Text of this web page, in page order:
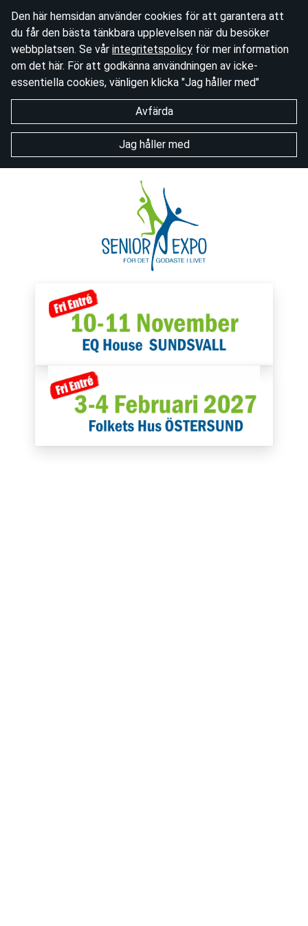
Den här hemsidan använder cookies för att garantera att
du får den bästa tänkbara upplevelsen när du besöker
webbplatsen. Se vår integritetspolicy för mer information
om det här. För att godkänna användningen av icke-
essentiella cookies, vänligen klicka "Jag håller med"
Avfärda
Jag håller med